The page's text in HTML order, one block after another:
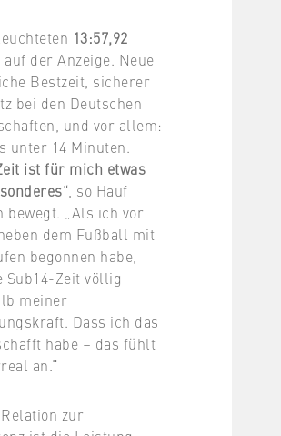
13:57,92
auf der Anzeige. Neue
Bestzeit, sicherer
bei den Deutschen
und vor allem:
unter 14 Minuten.
ist für mich etwas
“, so Hauf
bewegt. „Als ich vor
dem Fußball mit
begonnen habe,
Sub14-Zeit völlig
meiner
Dass ich das
habe – das fühlt
an.“
zur